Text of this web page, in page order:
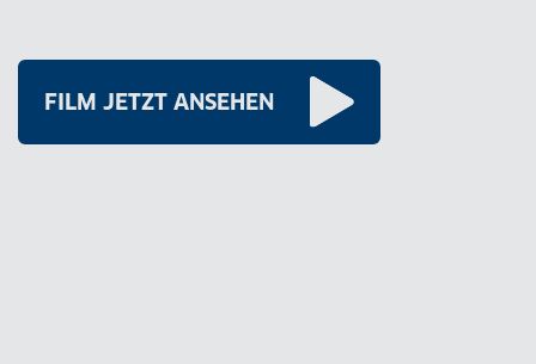
FILM JETZT ANSEHEN